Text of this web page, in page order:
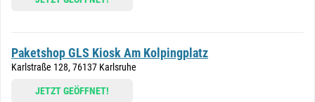
Paketshop GLS Kiosk Am Kolpingplatz
Karlstraße 128, 76137 Karlsruhe
JETZT GEÖFFNET!